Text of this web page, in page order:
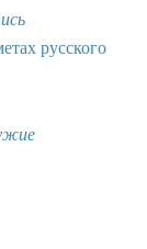
русского